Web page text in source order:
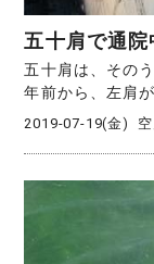
五十肩で通院
五十肩は、その
年前から、左肩
2019-07-19(金) 空